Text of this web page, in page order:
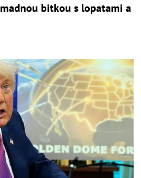
bitkou s lopatami a